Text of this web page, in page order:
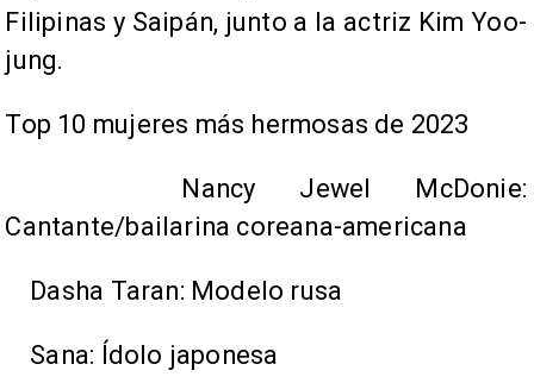
Filipinas y Saipán, junto a la actriz Kim Yoo-
jung.
Top 10 mujeres más hermosas de 2023
Nancy Jewel McDonie:
Cantante/bailarina coreana-americana
Dasha Taran: Modelo rusa
Sana: Ídolo japonesa